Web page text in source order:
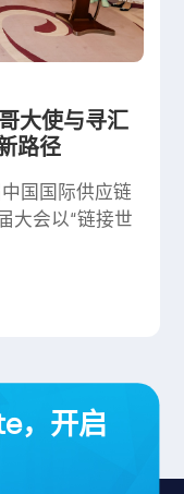
大使与寻汇
路径
国国际供应链
大会以“链接世
，开启